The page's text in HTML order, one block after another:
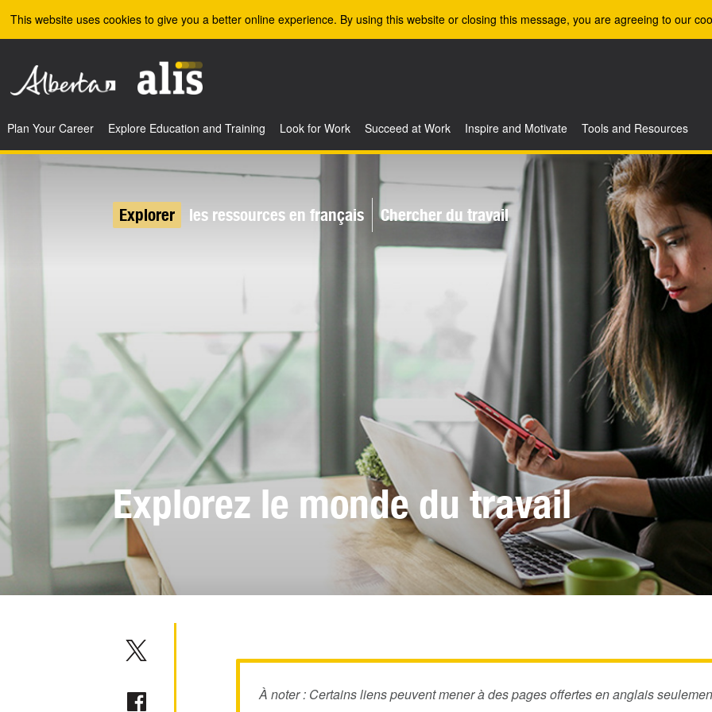
This website uses cookies to give you a better online experience. By using this website or closing this message, you are agreeing to our
Plan Your Career Explore Education and Training Look for Work Succeed at Work Inspire and Motivate Tools and Resources
Explorer les ressources en français Chercher du travail
Explorez le monde du travail
À noter : Certains liens peuvent mener à des pages offertes en anglais